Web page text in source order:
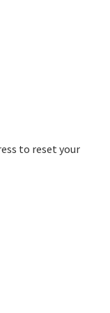
to reset your